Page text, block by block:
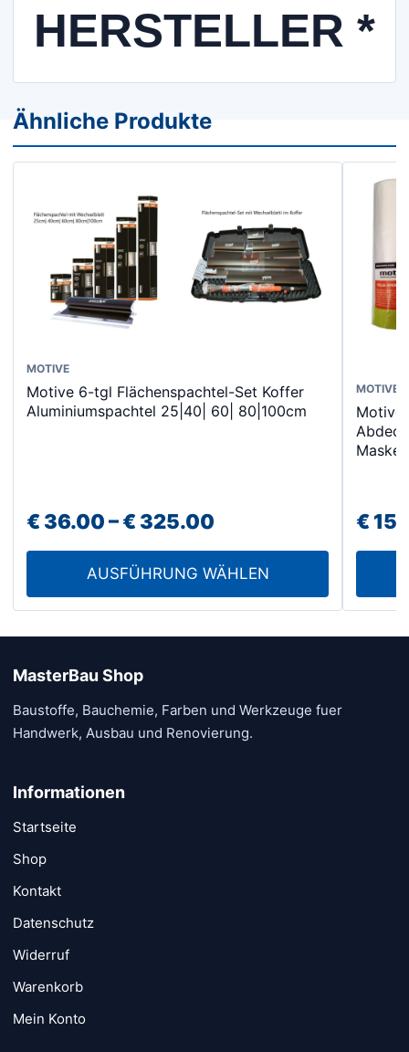
HERSTELLER *
Ähnliche Produkte
MOTIVE
Motive 6-tgl Flächenspachtel-Set Koffer
Aluminiumspachtel 25|40| 60| 80|100cm
€36.00–€325.00
€ 36.00
bis
€ 325.00
AUSFÜHRUNG WÄHLEN
Dieses
Produkt
weist
Die
auf
Produktseite
gewählt
MOTIVE
Motive
€
Dieses
weist
auf.
auf
der
MasterBau Shop
Baustoffe, Bauchemie, Farben und Werkzeuge fuer
Handwerk, Ausbau und Renovierung.
Informationen
Startseite
Shop
Kontakt
Datenschutz
Widerruf
Warenkorb
Mein Konto